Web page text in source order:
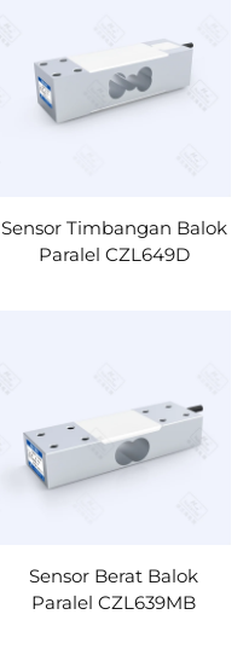
Sensor Timbangan Balok
Paralel CZL649D
Sensor Berat Balok
Paralel CZL639MB